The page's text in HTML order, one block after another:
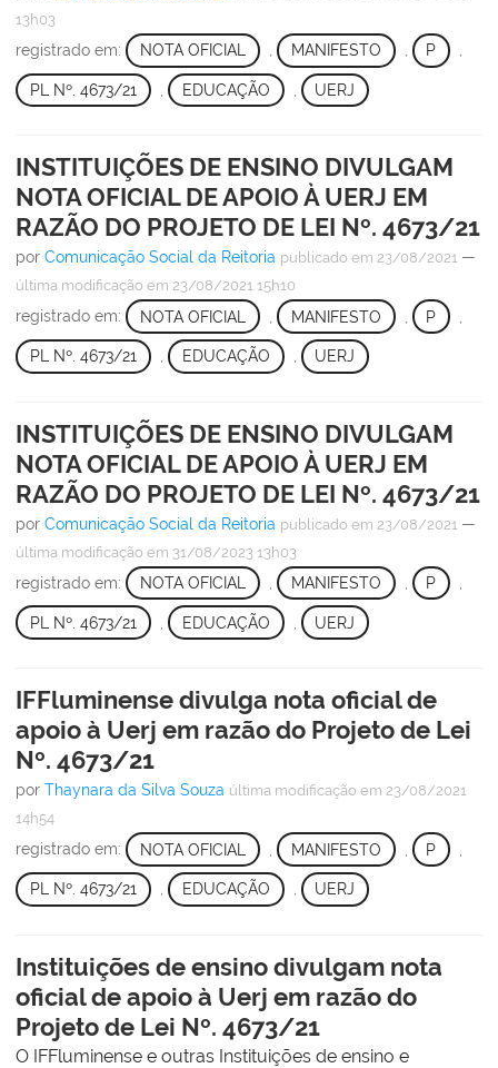
13h03
registrado em: NOTA OFICIAL , MANIFESTO , P ,
PL Nº. 4673/21 EDUCAÇÃO UERJ
INSTITUIÇÕES DE ENSINO DIVULGAM
NOTA OFICIAL DE APOIO À UERJ EM
RAZÃO DO PROJETO DE LEI Nº. 4673/21
por Comunicação Social da Reitoria publicado em 23/08/2021 —
última modificação em 23/08/2021 15h10
registrado em: NOTA OFICIAL MANIFESTO P
PL Nº. 4673/21 , EDUCAÇÃO , UERJ
INSTITUIÇÕES DE ENSINO DIVULGAM
NOTA OFICIAL DE APOIO À UERJ EM
RAZÃO DO PROJETO DE LEI Nº. 4673/21
por Comunicação Social da Reitoria publicado em 23/08/2021 —
última modificação em 31/08/2023 13h03
registrado em: NOTA OFICIAL MANIFESTO P
PL Nº. 4673/21 EDUCAÇÃO UERJ
IFFluminense divulga nota oficial de
apoio à Uerj em razão do Projeto de Lei
Nº. 4673/21
por Thaynara da Silva Souza última modificação em 23/08/2021
14h54
registrado em: NOTA OFICIAL MANIFESTO P
PL Nº. 4673/21 , EDUCAÇÃO , UERJ
Instituições de ensino divulgam nota
oficial de apoio à Uerj em razão do
Projeto de Lei Nº. 4673/21
O IFFluminense e outras Instituições de ensino e